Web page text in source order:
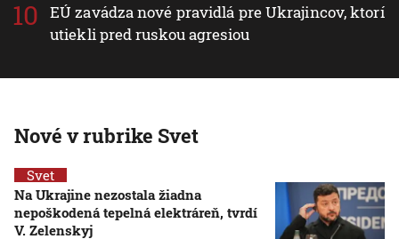
EÚ zavádza nové pravidlá pre Ukrajincov, ktorí
utiekli pred ruskou agresiou
Nové v rubrike Svet
Svet
Na Ukrajine nezostala žiadna
nepoškodená tepelná elektráreň, tvrdí
V. Zelenskyj